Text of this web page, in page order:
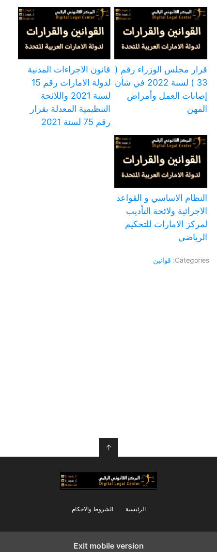
قرار مجلس الوزراء رقم (
33 ) لسنة 2022 في شأن
إصابات العمل وأمراض
المهن
قانون الاجراءات المدنية
لدولة الامارات رقم 15
لسنة 2021 واللائحة
التنظيمية المعدلة بقرار
رقم 75 لسنة 2021
النظام الاساسي و القواعد
الاجرائية ولائحة التأديب
لمركز الامارات للتحكيم
الرياضي
Categories: قوانين
↑
الرئيسية الشروط والاحكام
Exit mobile version